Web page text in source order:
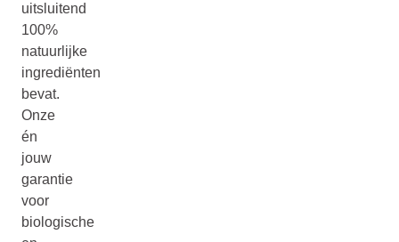
uitsluitend
100%
natuurlijke
ingrediënten
bevat.
Onze
én
jouw
garantie
voor
biologische